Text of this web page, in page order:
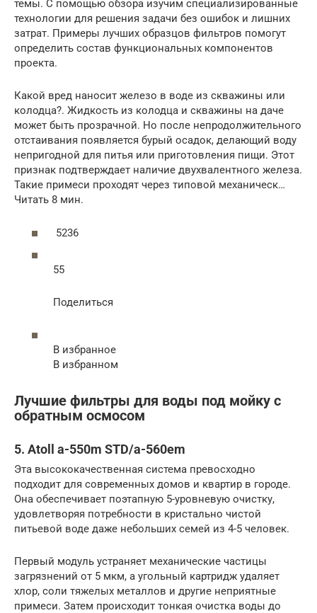
темы. С помощью обзора изучим специализированные
технологии для решения задачи без ошибок и лишних
затрат. Примеры лучших образцов фильтров помогут
определить состав функциональных компонентов
проекта.
Какой вред наносит железо в воде из скважины или
колодца?. Жидкость из колодца и скважины на даче
может быть прозрачной. Но после непродолжительного
отстаивания появляется бурый осадок, делающий воду
непригодной для питья или приготовления пищи. Этот
признак подтверждает наличие двухвалентного железа.
Такие примеси проходят через типовой механическ…
Читать 8 мин.
5236
55
Поделиться
В избранное
В избранном
Лучшие фильтры для воды под мойку с
обратным осмосом
5. Atoll a-550m STD/а-560em
Эта высококачественная система превосходно
подходит для современных домов и квартир в городе.
Она обеспечивает поэтапную 5-уровневую очистку,
удовлетворяя потребности в кристально чистой
питьевой воде даже небольших семей из 4-5 человек.
Первый модуль устраняет механические частицы
загрязнений от 5 мкм, а угольный картридж удаляет
хлор, соли тяжелых металлов и другие неприятные
примеси. Затем происходит тонкая очистка воды до